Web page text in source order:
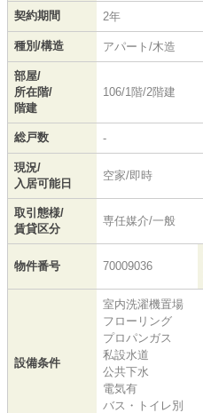
契約期間 2年
種別/構造 アパート/木造
部屋/
所在階/
階建
106/1階/2階建
総戸数 -
現況/
入居可能日
空家/即時
取引態様/
賃貸区分
専任媒介/一般
物件番号 70009036
設備条件
室内洗濯機置場
フローリング
プロパンガス
私設水道
公共下水
電気有
バス・トイレ別